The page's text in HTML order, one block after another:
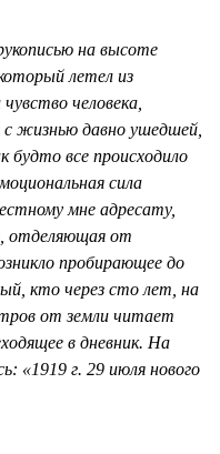
на высоте
летел из
человека,
с жизнью давно ушедшей,
будто все происходило
сила
мне адресату,
отделяющая от
пробирающее до
кто через сто лет, на
от земли читает
в дневник. На
«1919 г. 29 июля нового